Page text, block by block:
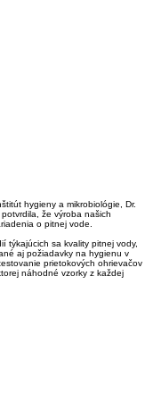
hygieny a mikrobiológie, Dr.
že výroba našich
o pitnej vode.
týkajúcich sa kvality pitnej vody,
aj požiadavky na hygienu v
prietokových ohrievačov
náhodné vzorky z každej